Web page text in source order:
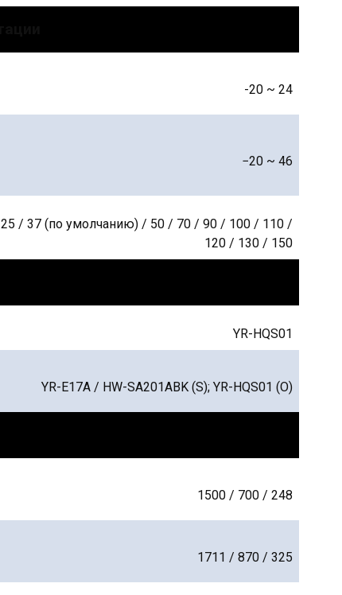
-20 ~ 24
−20 ~ 46
25 / 37 (по умолчанию) / 50 / 70 / 90 / 100 / 110 /
120 / 130 / 150
YR-HQS01
YR-E17A / HW-SA201ABK (S); YR-HQS01 (O)
1500 / 700 / 248
1711 / 870 / 325